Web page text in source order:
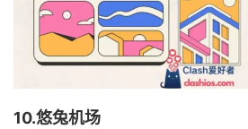
10.悠兔机场